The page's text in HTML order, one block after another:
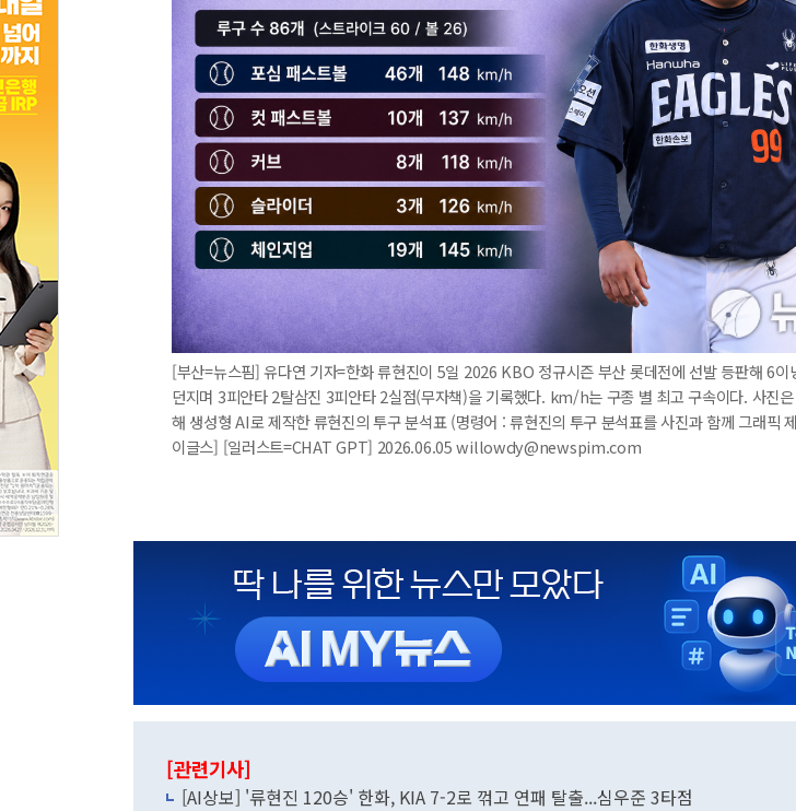
AI
[부산=뉴스핌] 유다연 기자=한화 류현진이 5일 2026 KBO 정규시즌 부산 롯데전에 선발 등판해 6이
던지며 3피안타 2탈삼진 3피안타 2실점(무자책)을 기록했다. km/h는 구종 별 최고 구속이다. 사진
해 생성형 AI로 제작한 류현진의 투구 분석표 (명령어 : 류현진의 투구 분석표를 사진과 함께 그래픽
이글스] [일러스트=CHAT GPT] 2026.06.05 willowdy@newspim.com
[관련기사]
[AI상보] '류현진 120승' 한화, KIA 7-2로 꺾고 연패 탈출...심우준 3타점